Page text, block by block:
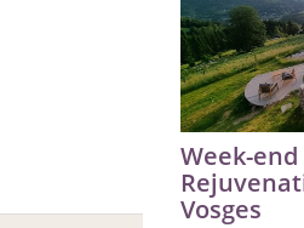
Week-
Vosges